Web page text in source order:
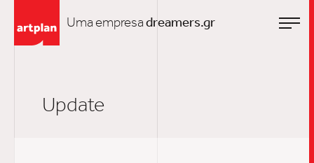
Uma empresadreamers.gr
Update